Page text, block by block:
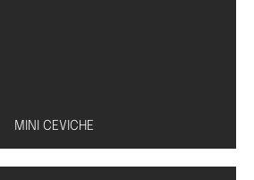
MINI CEVICHE